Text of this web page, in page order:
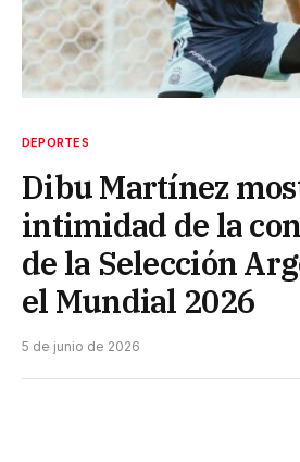
DEPORTES
Dibu Martínez
intimidad de la
de la Selección
el Mundial 2026
5 de junio de 2026